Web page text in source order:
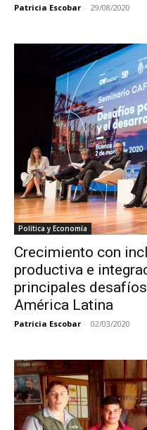
Patricia Escobar - 29/08/2020
Política y Economía
Crecimiento con
productiva e
principales
América Latina
Patricia Escobar - 02/03/2020